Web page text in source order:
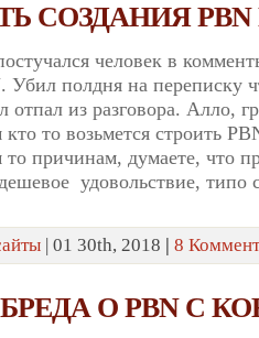
СОЗДАНИЯ
человек в
Убил полдня на переписку
отпал из разговора. Алло,
кто то возьмется строить
причинам, думаете, что
удовольствие,
| 01 30th, 2018 | 8
О PBN С